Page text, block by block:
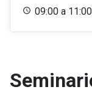
09:00 a